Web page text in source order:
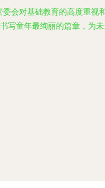
会对基础教育的高度重视
写童年最绚丽的篇章，为